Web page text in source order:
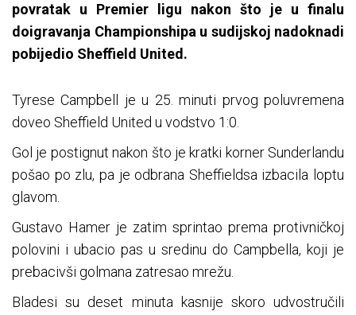
povratak u Premier ligu nakon što je u finalu
doigravanja Championshipa u sudijskoj nadoknadi
pobijedio Sheffield United.
Tyrese Campbell je u 25. minuti prvog poluvremena
doveo Sheffield United u vodstvo 1:0.
Gol je postignut nakon što je kratki korner Sunderlandu
pošao po zlu, pa je odbrana Sheffieldsa izbacila loptu
glavom.
Gustavo Hamer je zatim sprintao prema protivničkoj
polovini i ubacio pas u sredinu do Campbella, koji je
prebacivši golmana zatresao mrežu.
Bladesi su deset minuta kasnije skoro udvostručili